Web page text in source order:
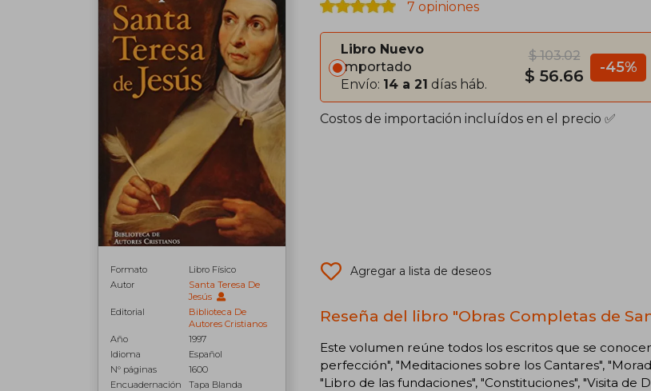
Formato
Libro Físico
Autor
Santa Teresa De
Jesús
Editorial
Biblioteca De
Autores Cristianos
Año
1997
Idioma
Español
N° páginas
1600
Encuadernación
Tapa Blanda
7 opiniones
Libro Nuevo
Importado
Envío: 14 a 21 días háb.
$ 103.02
$ 56.66 -45%
Costos de importación incluídos en el precio ✅
Agregar a lista de deseos
Reseña del libro "Obras Completas de
Este volumen reúne todos los escritos que se
perfección", "Meditaciones sobre los Cantares",
"Libro de las fundaciones", "Constituciones", "Visita de